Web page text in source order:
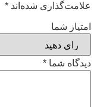
علامت‌گذاری شده‌اند *
امتیاز شما
دیدگاه شما *